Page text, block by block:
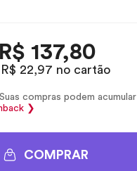
R$ 137,80
22,97 no cartão
compras podem acumular
❯
COMPRAR